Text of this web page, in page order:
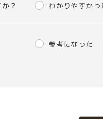
？ わかりやすかっ
参考になった